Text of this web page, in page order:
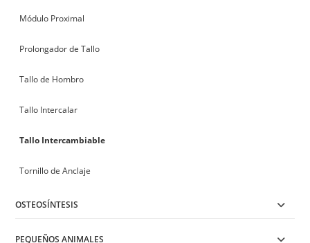
Módulo Proximal
Prolongador de Tallo
Tallo de Hombro
Tallo Intercalar
Tallo Intercambiable
Tornillo de Anclaje
OSTEOSÍNTESIS
PEQUEÑOS ANIMALES